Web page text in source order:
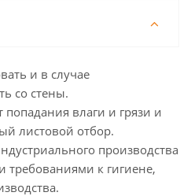
и в случае
со стены.
влаги и грязи и
листовой отбор.
производства
к гигиене,